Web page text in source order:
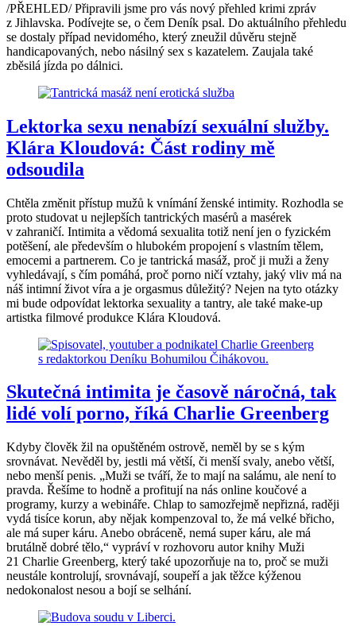
/PŘEHLED/ Připravili jsme pro vás nový přehled krimi zpráv
z Jihlavska. Podívejte se, o čem Deník psal. Do aktuálního přehledu
se dostaly případ nevidomého, který zneužil důvěru stejně
handicapovaných, nebo násilný sex s kazatelem. Zaujala také
zběsilá jízda po dálnici.
Lektorka sexu nenabízí sexuální služby.
Klára Kloudová: Část rodiny mě
odsoudila
Chtěla změnit přístup mužů k vnímání ženské intimity. Rozhodla se
proto studovat u nejlepších tantrických masérů a masérek
v zahraničí. Intimita a vědomá sexualita totiž není jen o fyzickém
potěšení, ale především o hlubokém propojení s vlastním tělem,
emocemi a partnerem. Co je tantrická masáž, proč ji muži a ženy
vyhledávají, s čím pomáhá, proč porno ničí vztahy, jaký vliv má na
náš intimní život víra a je orgasmus důležitý? Nejen na tyto otázky
mi bude odpovídat lektorka sexuality a tantry, ale také make-up
artistka filmové produkce Klára Kloudová.
Skutečná intimita je časově náročná, tak
lidé volí porno, říká Charlie Greenberg
Kdyby člověk žil na opuštěném ostrově, neměl by se s kým
srovnávat. Nevěděl by, jestli má větší, či menší svaly, anebo větší,
nebo menší penis. „Muži se tváří, že to mají na salámu, ale není to
pravda. Řešíme to hodně a profitují na nás online koučové a
programy, kurzy a webináře. Chlap to samozřejmě nepřizná, raději
vydá tisíce korun, aby nějak kompenzoval to, že má velké břicho,
ale má super káru. Anebo obráceně, nemá super káru, ale má
brutálně dobré tělo,“ vypráví v rozhovoru autor knihy Muži
21 Charlie Greenberg, který také upozorňuje na to, proč se muži
neustále kontrolují, srovnávají, soupeří a jak těžce kýženou
nedokonalost nesou a bojí se selhání.